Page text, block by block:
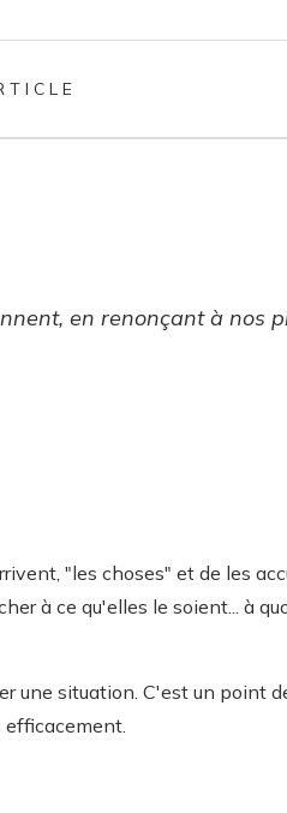
en renonçant à nos
"les choses" et de les
à ce qu'elles le soient... à
une situation. C'est un point